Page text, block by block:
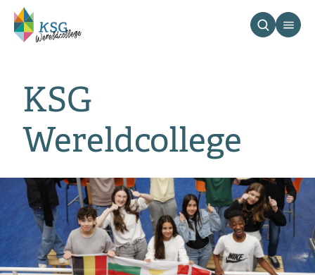
KSG
Wereldcollege